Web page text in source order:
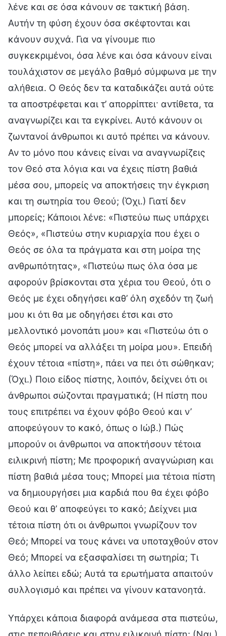
Υπάρχει κάποια διαφορά ανάμεσα στα πιστεύω,